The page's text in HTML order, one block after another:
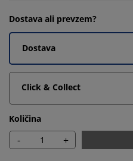
Dostava ali prevzem?
Dostava
Click & Collect
Količina
- +